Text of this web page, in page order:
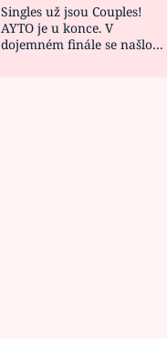
Singles už jsou Couples!
AYTO je u konce. V
dojemném finále se našlo